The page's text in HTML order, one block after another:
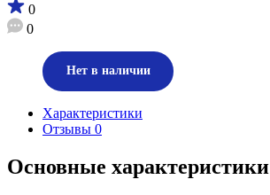
0
0
Нет в наличии
Характеристики
Отзывы 0
Основные характеристики